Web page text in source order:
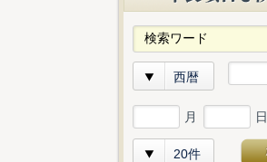
西暦
月 日
20件